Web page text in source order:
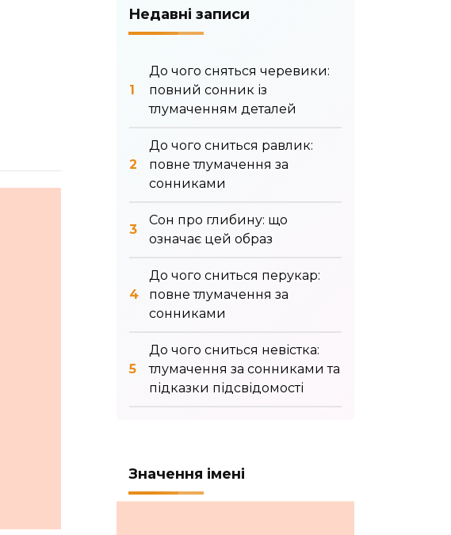
Недавні записи
До чого сняться черевики:
повний сонник із
тлумаченням деталей
До чого сниться равлик:
повне тлумачення за
сонниками
Сон про глибину: що
означає цей образ
До чого сниться перукар:
повне тлумачення за
сонниками
До чого сниться невістка:
тлумачення за сонниками та
підказки підсвідомості
Значення імені